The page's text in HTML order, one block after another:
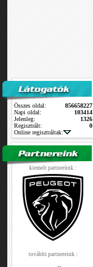
Összes oldal:
856658227
Napi oldal:
103414
Jelenleg:
1326
Regisztrált:
0
Online regisztráltak:
kiemelt partnerünk :
további partnereink :